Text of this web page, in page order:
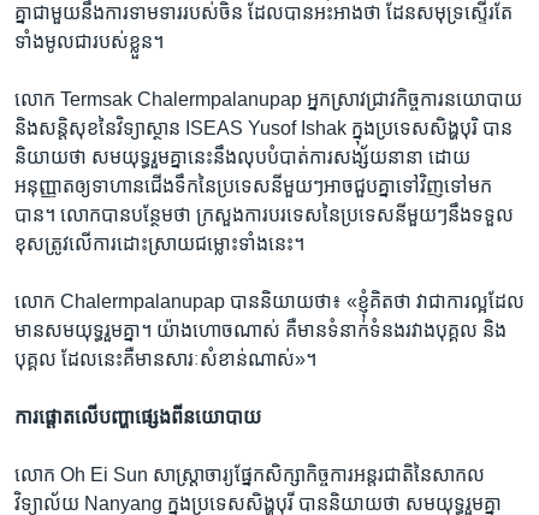
គ្នា​ជាមួយ​នឹង​ការ​ទាមទារ​របស់​ចិន ដែល​បាន​អះអាង​ថា ដែន​សមុទ្រ​ស្ទើរ​តែ​
ទាំង​មូល​ជា​របស់​ខ្លួន។
លោក Termsak Chalermpalanupap អ្នក​ស្រាវជ្រាវ​កិច្ចការ​នយោបាយ
និង​សន្តិសុខ​នៃ​វិទ្យាស្ថាន ISEAS Yusof Ishak ក្នុង​ប្រទេស​សិង្ហបុរិ បាន​
និយាយ​ថា សមយុទ្ធ​រួម​គ្នា​នេះ​នឹង​លុបបំបាត់​ការ​សង្ស័យ​នានា ដោយ​
អនុញ្ញាត​ឲ្យ​ទាហាន​ជើង​ទឹក​នៃ​ប្រទេស​នីមួយៗ​អាច​ជួប​គ្នា​ទៅ​វិញ​ទៅ​មក​
បាន។ លោក​បាន​បន្ថែម​ថា ក្រសួង​ការបរទេស​នៃ​ប្រទេស​នីមួយៗ​នឹង​ទទួល​
ខុស​ត្រូវ​លើ​ការ​ដោះស្រាយ​ជម្លោះ​ទាំង​នេះ។
លោក Chalermpalanupap បាន​និយាយ​ថា៖ «ខ្ញុំ​គិត​ថា វា​ជា​ការ​ល្អ​ដែល​
មាន​សមយុទ្ធ​រួម​គ្នា។ យ៉ាង​ហោច​ណាស់ គឺ​មាន​ទំនាក់ទំនង​រវាង​បុគ្គល និង​
បុគ្គល ដែល​នេះ​គឺ​មាន​សារៈសំខាន់​ណាស់»។
ការ​ផ្ដោត​លើ​បញ្ហា​ផ្សេង​ពី​នយោបាយ
លោក Oh Ei Sun សាស្ត្រាចារ្យ​ផ្នែក​សិក្សា​កិច្ចការ​អន្តរជាតិ​នៃ​សាកល​
វិទ្យាល័យ Nanyang ក្នុង​ប្រទេស​សិង្ហបុរី បាន​និយាយ​ថា សមយុទ្ធ​រួម​គ្នា​